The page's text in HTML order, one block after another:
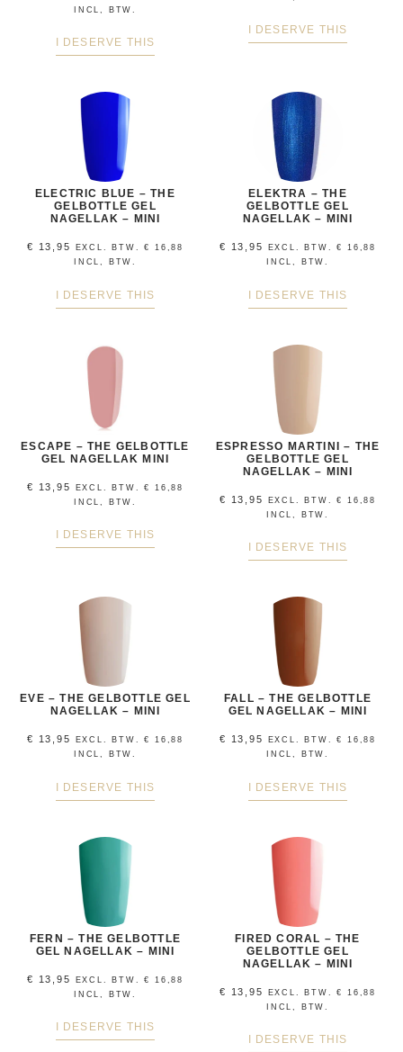
INCL, BTW.
I DESERVE THIS
I DESERVE THIS
ELECTRIC BLUE – THE
GELBOTTLE GEL
NAGELLAK – MINI
€ 13,95 EXCL. BTW.€
16,88
INCL, BTW.
I DESERVE THIS
ELEKTRA – THE
GELBOTTLE GEL
NAGELLAK – MINI
€ 13,95 EXCL. BTW.€
16,88
INCL, BTW.
I DESERVE THIS
ESCAPE – THE GELBOTTLE
GEL NAGELLAK MINI
€ 13,95 EXCL. BTW.€
16,88
INCL, BTW.
I DESERVE THIS
ESPRESSO MARTINI – THE
GELBOTTLE GEL
NAGELLAK – MINI
€ 13,95 EXCL. BTW.€
16,88
INCL, BTW.
I DESERVE THIS
EVE – THE GELBOTTLE GEL
NAGELLAK – MINI
€ 13,95 EXCL. BTW.€
16,88
INCL, BTW.
I DESERVE THIS
FALL – THE GELBOTTLE
GEL NAGELLAK – MINI
€ 13,95 EXCL. BTW.€
16,88
INCL, BTW.
I DESERVE THIS
FERN – THE GELBOTTLE
GEL NAGELLAK – MINI
€ 13,95 EXCL. BTW.€
16,88
INCL, BTW.
I DESERVE THIS
FIRED CORAL – THE
GELBOTTLE GEL
NAGELLAK – MINI
€ 13,95 EXCL. BTW.€
16,88
INCL, BTW.
I DESERVE THIS